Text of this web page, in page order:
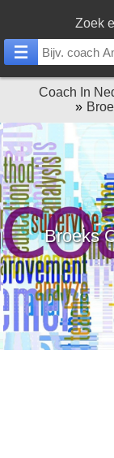
Zoek
Coach In
Broeks